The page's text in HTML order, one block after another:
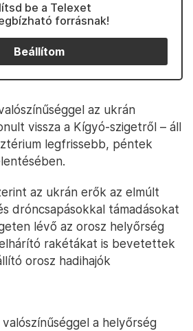
be a Telexet
forrásnak!
Beállítom
az ukrán
vissza a Kígyó-szigetről – áll
legfrissebb, péntek
az ukrán erők az elmúlt
dróncsapásokkal támadásokat
lévő az orosz helyőrség
rakétákat is bevetettek
orosz hadihajók
a helyőrség